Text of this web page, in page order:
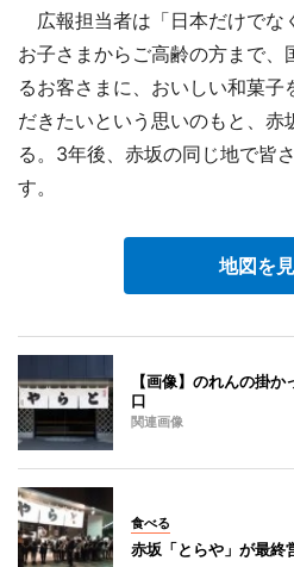
広報担当者は「日本だけでな
お子さまからご高齢の方まで、
るお客さまに、おいしい和菓子
だきたいという思いのもと、赤
る。3年後、赤坂の同じ地で皆
す。
地図を
【画像】のれんの掛
口
関連画像
食べる
赤坂「とらや」が最終